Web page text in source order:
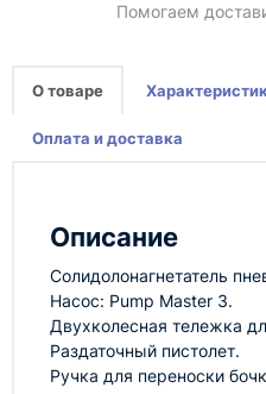
Помогаем
О товаре
Оплата и доставка
Описание
Солидолонагнетатель
Насос: Pump Master 3.
Двухколесная тележка
Раздаточный пистолет.
Ручка для переноски